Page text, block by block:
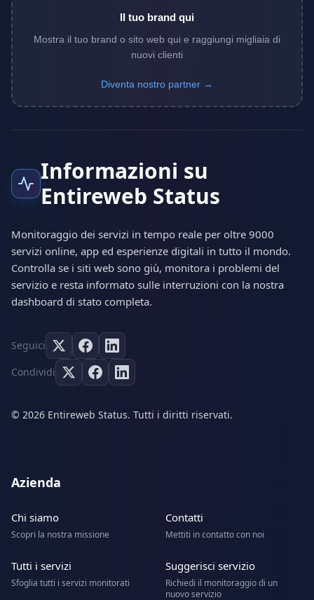
Il tuo brand qui
Mostra il tuo brand o sito web qui e raggiungi migliaia di
nuovi clienti
Diventa nostro partner →
Informazioni su
Entireweb Status
Monitoraggio dei servizi in tempo reale per oltre 9000
servizi online, app ed esperienze digitali in tutto il mondo.
Controlla se i siti web sono giù, monitora i problemi del
servizio e resta informato sulle interruzioni con la nostra
dashboard di stato completa.
Seguici
Condividi
© 2026 Entireweb Status. Tutti i diritti riservati.
Azienda
Chi siamo
Scopri la nostra missione
Contatti
Mettiti in contatto con noi
Tutti i servizi
Sfoglia tutti i servizi monitorati
Suggerisci servizio
Richiedi il monitoraggio di un
nuovo servizio